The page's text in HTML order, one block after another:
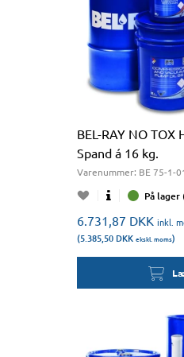
BEL-RAY NO TOX
Spand á 16 kg.
Varenummer: BE 75-1-
På lager
6.731,87 DKK inkl.
(5.385,50 DKK ekskl. moms)